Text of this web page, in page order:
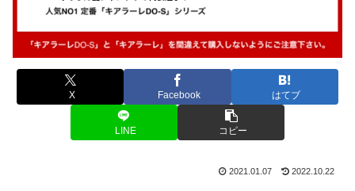
X Facebook はてブ
LINE コピー
2021.01.07 2022.10.22